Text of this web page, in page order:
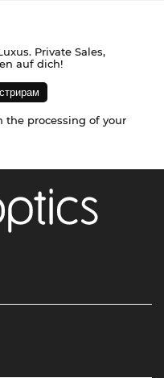
Private Sales,
auf dich!
the processing of your